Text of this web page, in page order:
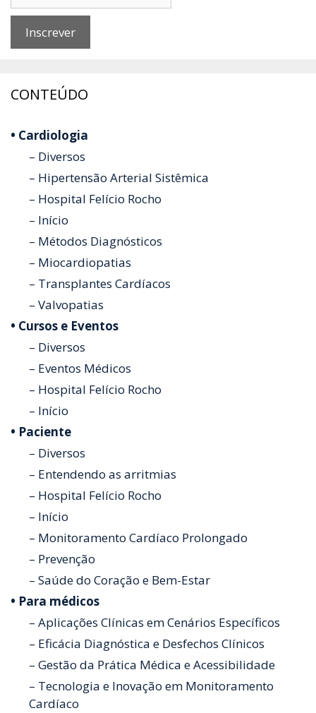
CONTEÚDO
• Cardiologia
– Diversos
– Hipertensão Arterial Sistêmica
– Hospital Felício Rocho
– Início
– Métodos Diagnósticos
– Miocardiopatias
– Transplantes Cardíacos
– Valvopatias
• Cursos e Eventos
– Diversos
– Eventos Médicos
– Hospital Felício Rocho
– Início
• Paciente
– Diversos
– Entendendo as arritmias
– Hospital Felício Rocho
– Início
– Monitoramento Cardíaco Prolongado
– Prevenção
– Saúde do Coração e Bem-Estar
• Para médicos
– Aplicações Clínicas em Cenários Específicos
– Eficácia Diagnóstica e Desfechos Clínicos
– Gestão da Prática Médica e Acessibilidade
– Tecnologia e Inovação em Monitoramento
Cardíaco